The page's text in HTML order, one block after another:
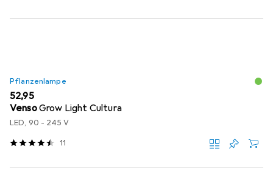
Pflanzenlampe
EUR
52,95
VensoGrow Light Cultura
LED, 90 - 245 V
11